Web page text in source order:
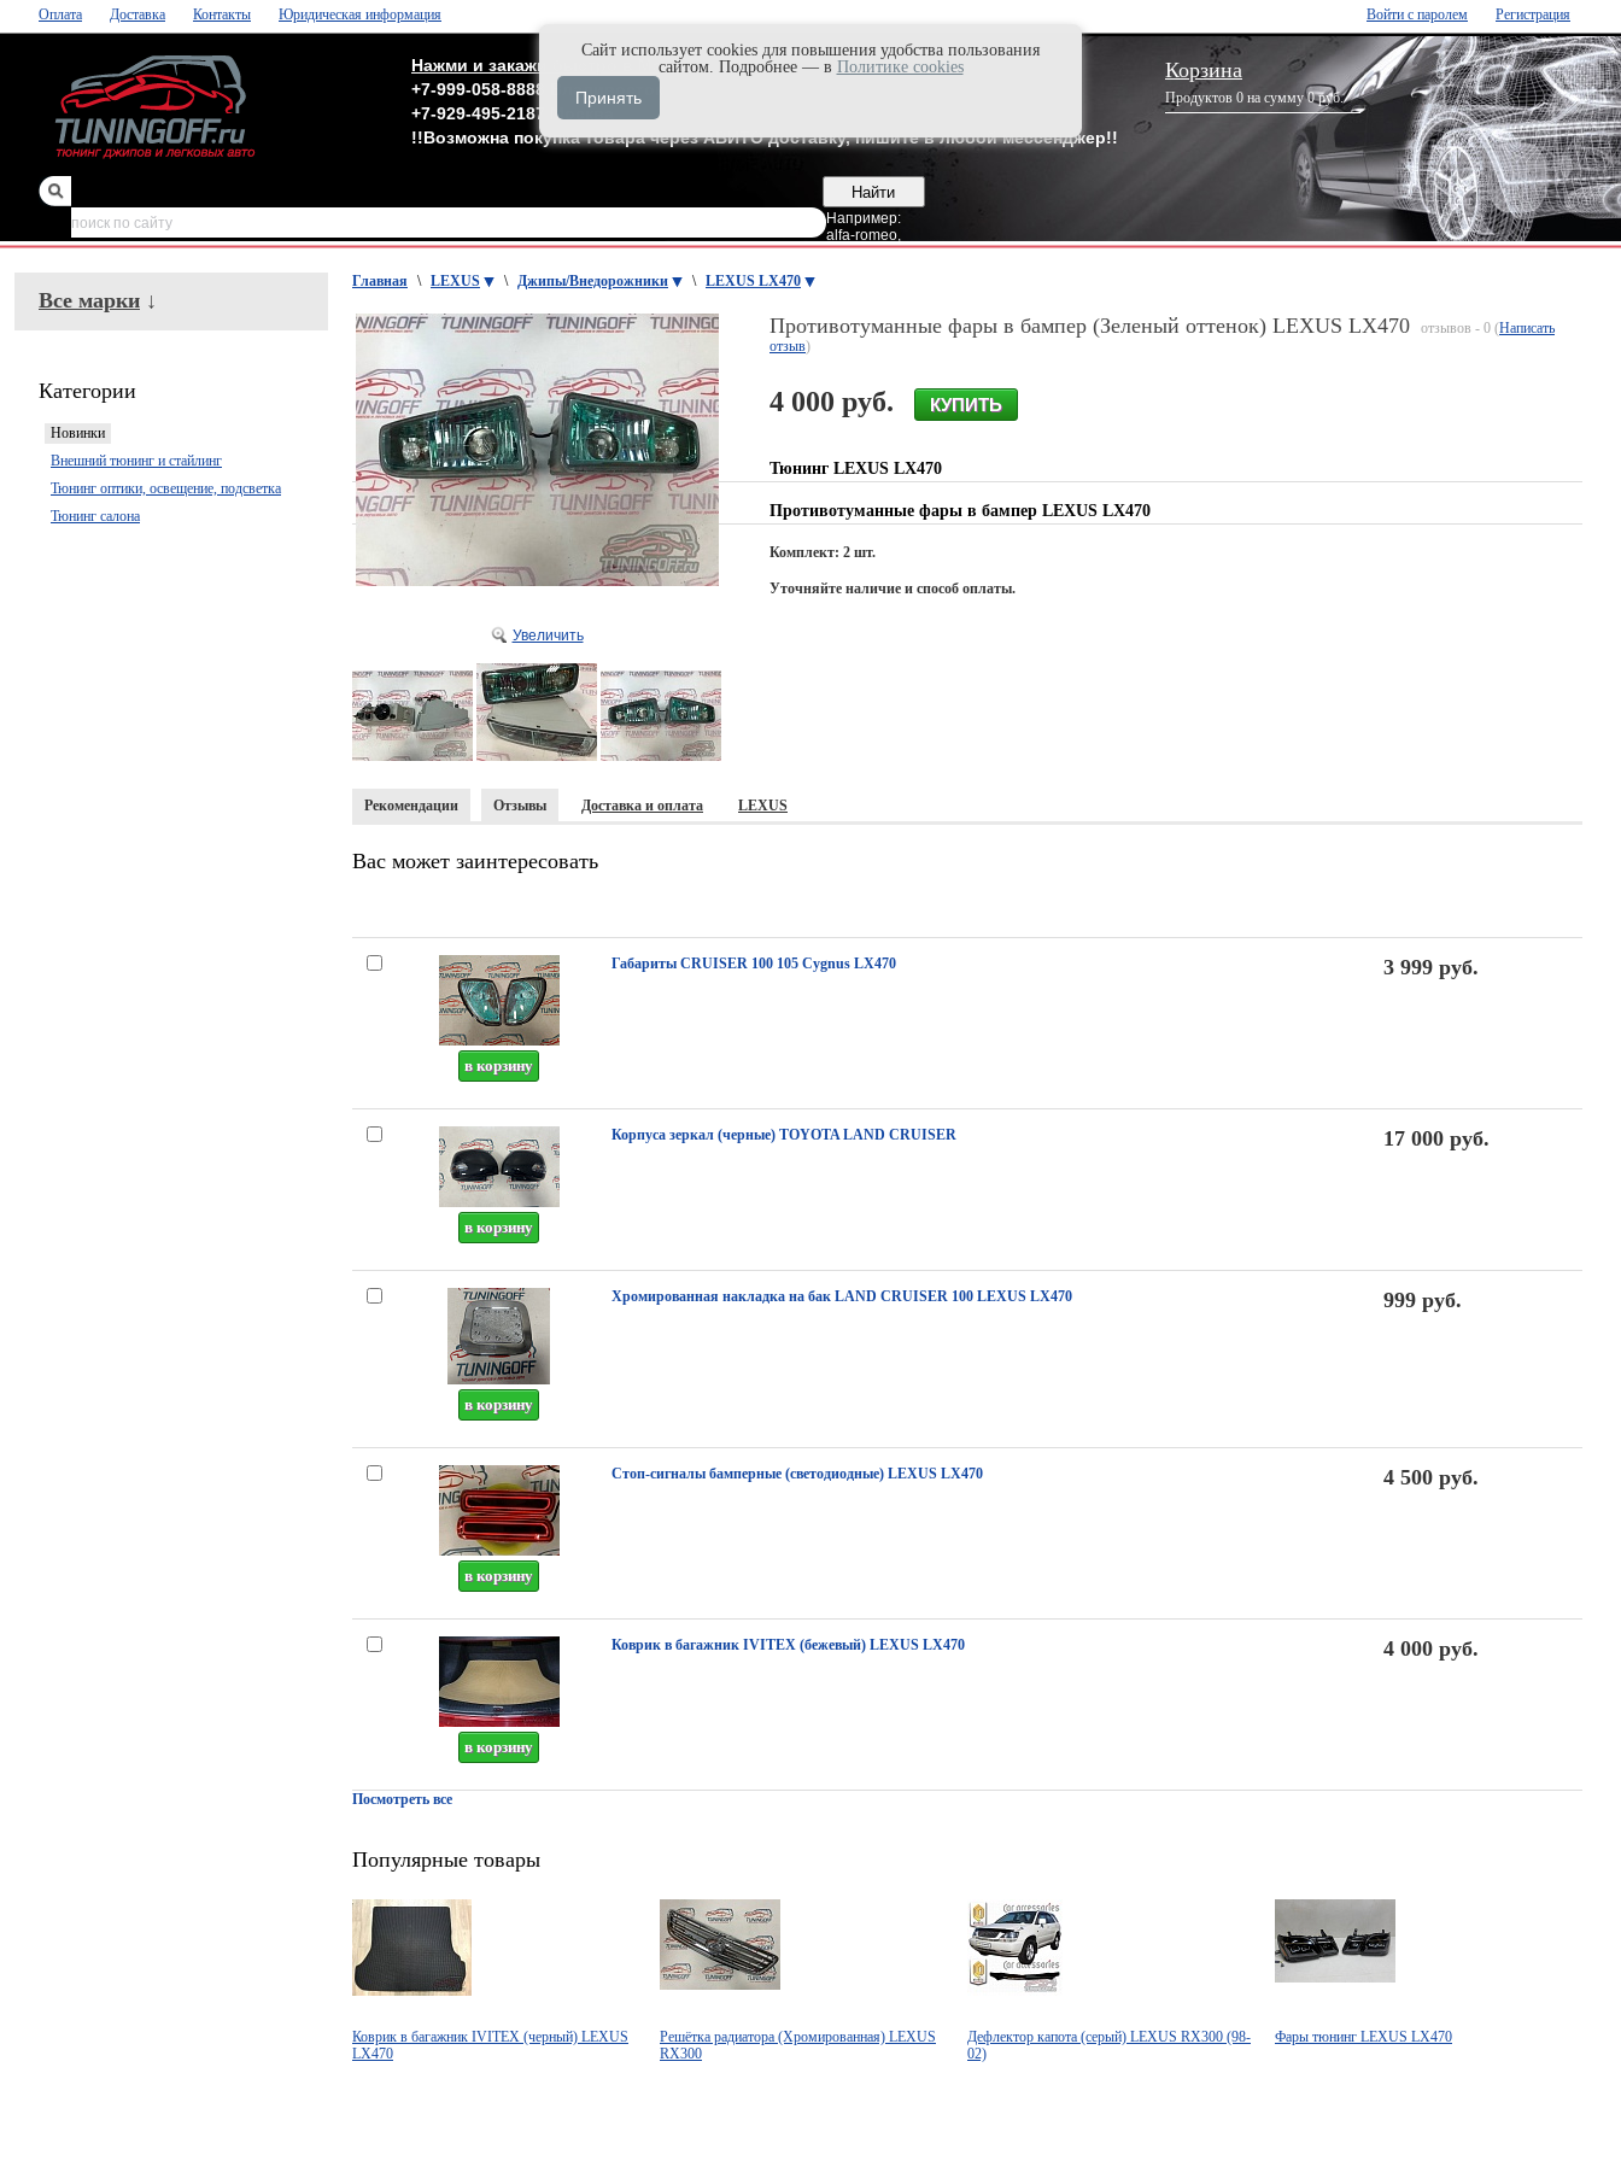
Войти с паролем Регистрация
Оплата Доставка Контакты Юридическая информация
Корзина
Продуктов 0 на сумму 0 руб.
Нажми и закажи быстро в Max'е
+7-999-058-8888
Владивосток
+7-929-495-2187
Москва
!!Возможна покупка товара через АВИТО доставку, пишите в любой мессенджер!!
Например:
alfa-romeo,
зеркала,обвесы
Все марки ↓
Категории
Новинки
Внешний тюнинг и стайлинг
Тюнинг оптики, освещение, подсветка
Тюнинг салона
Главная \ LEXUS \ Джипы/Внедорожники \ LEXUS LX470
Увеличить
Противотуманные фары в бампер (Зеленый оттенок) LEXUS LX470 отзывов - 0 (Написать
отзыв)
4 000 руб.
Тюнинг LEXUS LX470
Противотуманные фары в бампер LEXUS LX470
Комплект: 2 шт.
Уточняйте наличие и способ оплаты.
Рекомендации Отзывы Доставка и оплата LEXUS
Вас может заинтересовать
Габариты CRUISER 100 105 Cygnus LX470 3 999 руб.
Корпуса зеркал (черные) TOYOTA LAND CRUISER 17 000 руб.
Хромированная накладка на бак LAND CRUISER 100 LEXUS LX470 999 руб.
Стоп-сигналы бамперные (светодиодные) LEXUS LX470 4 500 руб.
Коврик в багажник IVITEX (бежевый) LEXUS LX470 4 000 руб.
Посмотреть все
Популярные товары
Коврик в багажник IVITEX (черный) LEXUS
LX470
Решётка радиатора (Хромированная) LEXUS
RX300
Дефлектор капота (серый) LEXUS RX300 (98-
02)
Фары тюнинг LEXUS LX470
Cайт использует cookies для повышения удобства пользования
сайтом. Подробнее — в Политике cookies
Принять